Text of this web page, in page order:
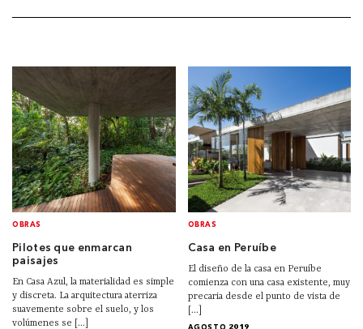
OBRAS
Pilotes que enmarcan
paisajes
En Casa Azul, la materialidad es simple
y discreta. La arquitectura aterriza
suavemente sobre el suelo, y los
volúmenes se [...]
OBRAS
Casa en Peruíbe
El diseño de la casa en Peruíbe
comienza con una casa existente, muy
precaria desde el punto de vista de
[...]